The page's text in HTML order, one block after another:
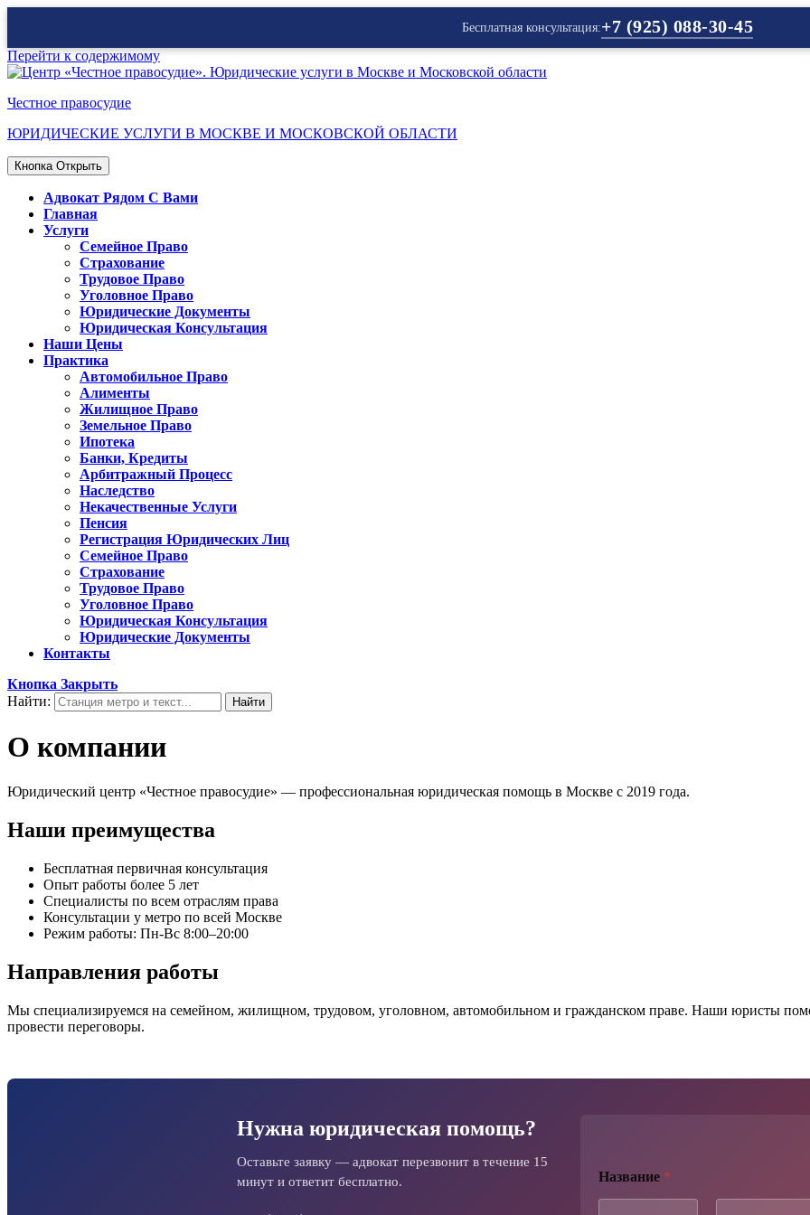
Бесплатная консультация:+7 (925) 088-30-45
Перейти к содержимому
Честное правосудие
ЮРИДИЧЕСКИЕ УСЛУГИ В МОСКВЕ И МОСКОВСКОЙ ОБЛАСТИ
Кнопка Открыть
Адвокат Рядом С Вами
Главная
Услуги
Семейное Право
Страхование
Трудовое Право
Уголовное Право
Юридические Документы
Юридическая Консультация
Наши Цены
Практика
Автомобильное Право
Алименты
Жилищное Право
Земельное Право
Ипотека
Банки, Кредиты
Арбитражный Процесс
Наследство
Некачественные Услуги
Пенсия
Регистрация Юридических Лиц
Семейное Право
Страхование
Трудовое Право
Уголовное Право
Юридическая Консультация
Юридические Документы
Контакты
Кнопка Закрыть
Найти:
О компании
Юридический центр «Честное правосудие» — профессиональная юридическая помощь в Москве с 2019 года.
Наши преимущества
Бесплатная первичная консультация
Опыт работы более 5 лет
Специалисты по всем отраслям права
Консультации у метро по всей Москве
Режим работы: Пн-Вс 8:00–20:00
Направления работы
Мы специализируемся на семейном, жилищном, трудовом, уголовном, автомобильном и гражданском праве. Наши юристы
провести переговоры.
Нужна юридическая помощь?
Оставьте заявку — адвокат перезвонит в течение 15
минут и ответит бесплатно.
е
к
Название *